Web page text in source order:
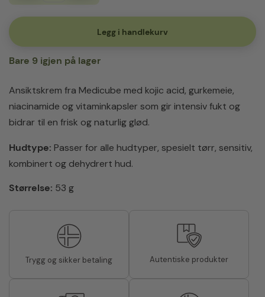
Acid
Vita
Capsule
53g
antall
Legg i handlekurv
Bare 9 igjen på lager
Ansiktskrem fra Medicube med kojic acid, gurkemeie,
niacinamide og vitaminkapsler som gir intensiv fukt og
bidrar til en frisk og naturlig glød.
Hudtype: Passer for alle hudtyper, spesielt tørr, sensitiv,
kombinert og dehydrert hud.
Størrelse: 53 g
Trygg og sikker betaling Autentiske produkter